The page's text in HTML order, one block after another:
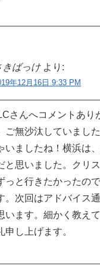
きばっけ より:
年12月16日 9:33 PM
さんへコメントあり
ご無沙汰していまし
いましたね！横浜は
と思いました。クリ
っと行きたかったの
。次回はアドバイス
います。細かく教え
申し上げます。